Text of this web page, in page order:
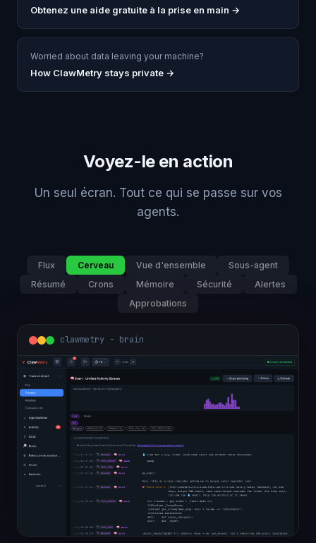
Obtenez une aide gratuite à la prise en main →
Worried about data leaving your machine?
How ClawMetry stays private →
Voyez-le en action
Un seul écran. Tout ce qui se passe sur vos
agents.
Flux Cerveau Vue d'ensemble
Sous-agent
Résumé
Crons Mémoire Sécurité
Alertes
Approbations
clawmetry - overview